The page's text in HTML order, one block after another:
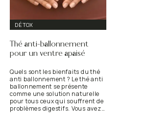
DÉTOX
Thé anti-ballonnement
pour un ventre apaisé
Quels sont les bienfaits du thé
anti ballonnement ? Le thé anti
ballonnement se présente
comme une solution naturelle
pour tous ceux qui souffrent de
problèmes digestifs. Vous avez…